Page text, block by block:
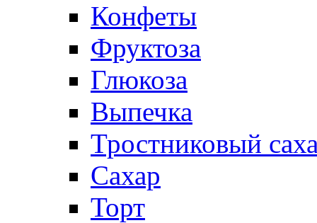
Конфеты
Фруктоза
Глюкоза
Выпечка
Тростниковый
Сахар
Торт